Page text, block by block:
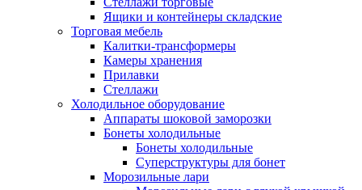
Ящики и контейнеры складские
Торговая мебель
Калитки-трансформеры
Камеры хранения
Прилавки
Стеллажи
Холодильное оборудование
Аппараты шоковой заморозки
Бонеты холодильные
Бонеты холодильные
Суперструктуры для бонет
Морозильные лари